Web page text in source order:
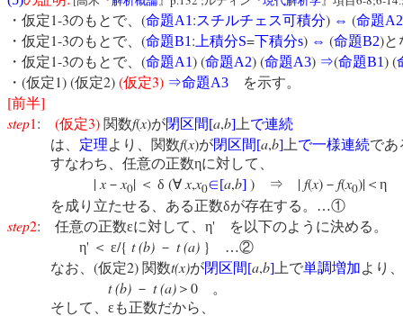
・仮定1-3のもとで、 (命題A1:スチルチェス可積分) ⇔ (命題A2
・仮定1-3のもとで、 (命題B1:上積分S=下積分s) ⇔ (命題B2)と
・仮定1-3のもとで、 (命題A1) (命題A2) (命題A3) ⇒(命題B1) (
・ (仮定1) (仮定2)(仮定3) ⇒命題A3 を示す。
[前半]
step1: (仮定3) 関数f(x)が閉区間[a,b]上で連続
は、 定理より、関数f(x)が閉区間[a,b]上で一様連続であ
すなわち、任意の正数ηに対して、
|x －x0| ＜ δ (∀ x,x0∈[a,b] ) ⇒ |f(x) － f(x0)| ＜
を成り立たせる、ある正数δが存在する。…①
step2: 任意の正数εに対して、η' を以下のように決める。
η' ＜ ε/{ t (b) － t (a) }
…②
なお、 (仮定2) 関数t(x)が閉区間[a,b] 上で単調増加より
t (b) － t (a) ＞ 0 。
そして、εも正数だから、